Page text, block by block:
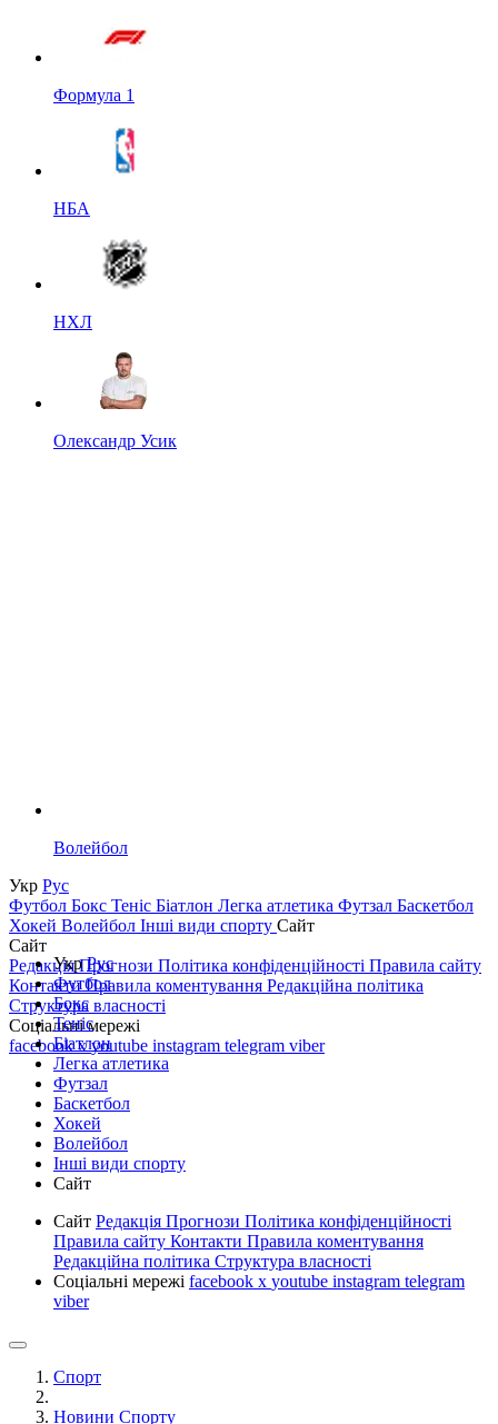
Формула 1
НБА
НХЛ
Олександр Усик
Волейбол
Укр Рус
Футбол Бокс Теніс Біатлон Легка атлетика Футзал Баскетбол
Хокей Волейбол Інші види спорту Сайт
Сайт
РедакціяПрогнози Політика конфіденційності Правила сайту
КонтактиПравила коментування Редакційна політика
Структура власності
Соціальні мережі
facebookxyoutube instagram telegram viber
УкрРус
Футбол
Бокс
Теніс
Біатлон
Легка атлетика
Футзал
Баскетбол
Хокей
Волейбол
Інші види спорту
Сайт
Сайт Редакція Прогнози Політика конфіденційності
Правила сайту Контакти Правила коментування
Редакційна політика Структура власності
Соціальні мережі facebook x youtube instagram telegram
viber
Спорт
Новини Спорту